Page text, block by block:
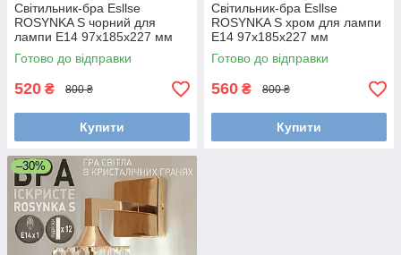
Світильник-бра Esllse
ROSYNKA S чорний для
лампи Е14 97x185x227 мм
Готово до відправки
520 ₴ 800 ₴
Купити
Світильник-бра Esllse
ROSYNKA S хром для лампи
Е14 97x185x227 мм
Готово до відправки
560 ₴ 800 ₴
Купити
–30%